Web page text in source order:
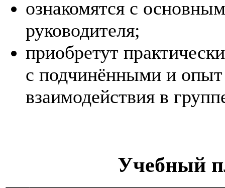
ознакомятся с
руководителя;
приобретут
с подчинёнными и опыт
взаимодействия в
Учебный